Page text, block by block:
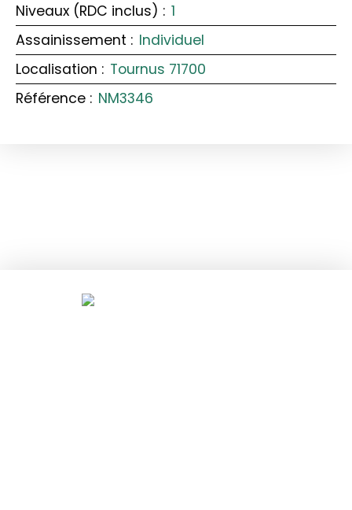
Niveaux (RDC inclus) : 1
Assainissement : Individuel
Localisation : Tournus 71700
Référence : NM3346